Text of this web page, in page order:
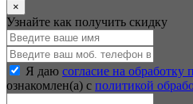
×
Узнайте как получить скидку
Я даю согласие на
ознакомлен(а) с политикой